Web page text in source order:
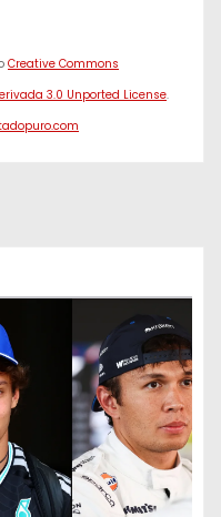
Creative Commons
3.0 Unported License.